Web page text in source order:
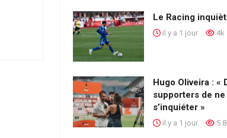
Le Racing
il y a 1 jour 4k
Hugo Oliveira : «
supporters de ne
s’inquiéter »
il y a 1 jour